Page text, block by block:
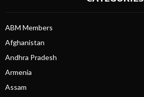
ABM Members
Afghanistan
Andhra Pradesh
Armenia
Assam